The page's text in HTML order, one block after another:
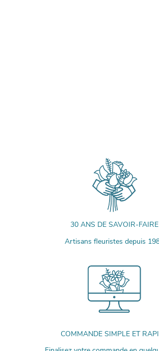
30 ANS DE SAVOIR-FAIRE
Artisans fleuristes depuis
COMMANDE SIMPLE ET